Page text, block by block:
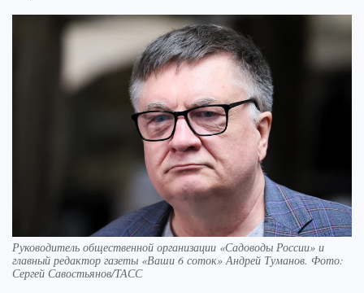
Руководитель общественной организации «Садоводы России» и
главный редактор газеты «Ваши 6 соток» Андрей Туманов. Фото:
Сергей Савостьянов/ТАСС